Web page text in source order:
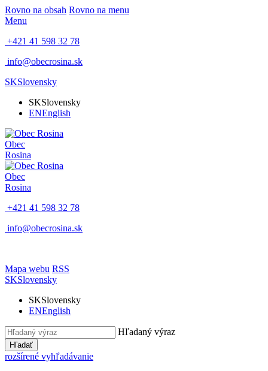
Rovno na obsah Rovno na menu
Menu
+421 41 598 32 78
info@obecrosina.sk
SKSlovensky
SKSlovensky
ENEnglish
Obec
Rosina
Obec
Rosina
+421 41 598 32 78
info@obecrosina.sk
Mapa webu RSS
SKSlovensky
SKSlovensky
ENEnglish
Hľadaný výraz
Hľadať
rozšírené vyhľadávanie